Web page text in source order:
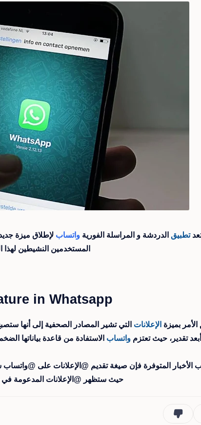
تطبيق الدردشة و المراسلة الفوريةواتساب لإطلاق ميزة
المستخدمين النشيطين لهذا
in Whatsapp
الأمر بميزة الإعلانات
تقدير، حيث تعتزم واتساب الاستفادة من قاعدة بياناتها الضخمة و التي تضم 450
المتوفرة فإن صيغة تقديم @الإعلانات على
حيث ستظهر @الإعلانات المدعومة